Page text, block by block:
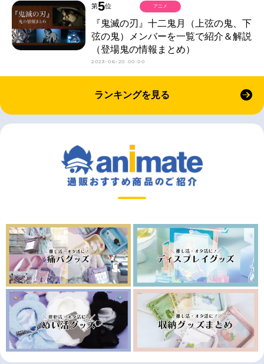
第5位
『鬼滅の刃』十二鬼月（上弦の鬼、下
弦の鬼）メンバーを一覧で紹介＆解説
（登場鬼の情報まとめ）
2023-06-20 00:00
アニメ
ランキングを見る